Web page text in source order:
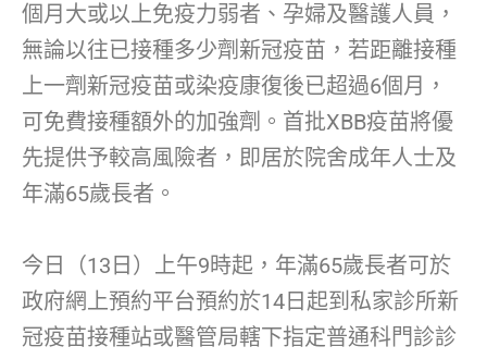
個月大或以上免疫力弱者、孕婦及醫護人員，
無論以往已接種多少劑新冠疫苗，若距離接種
上一劑新冠疫苗或染疫康復後已超過6個月，
可免費接種額外的加強劑。首批XBB疫苗將優
先提供予較高風險者，即居於院舍成年人士及
年滿65歲長者。
今日（13日）上午9時起，年滿65歲長者可於
政府網上預約平台預約於14日起到私家診所新
冠疫苗接種站或醫管局轄下指定普通科門診診